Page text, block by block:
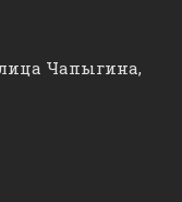
Чапыгина,